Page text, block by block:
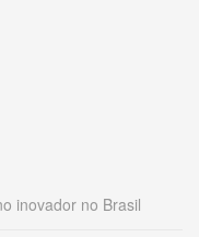
inovador no Brasil